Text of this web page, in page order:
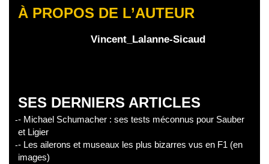
À PROPOS DE L’AUTEUR
Vincent_Lalanne-Sicaud
SES DERNIERS ARTICLES
- Michael Schumacher : ses tests méconnus pour Sauber
et Ligier
- Les ailerons et museaux les plus bizarres vus en F1 (en
images)